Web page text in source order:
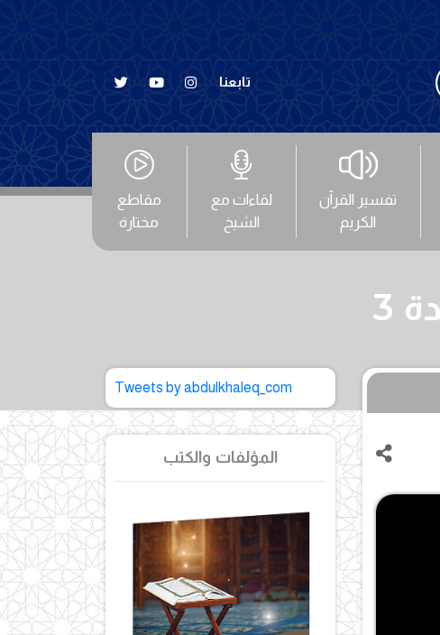
تابعنا
تفسير القرآن
الكريم
لقاءات مع
الشيخ
مقاطع
مختارة
Tweets by abdulkhaleq_com
المؤلفات والكتب